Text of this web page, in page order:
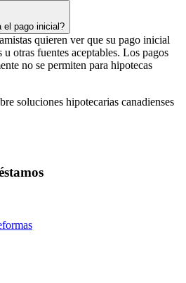
el pago inicial?
quieren ver que su pago inicial
otras fuentes aceptables. Los pagos
no se permiten para hipotecas
soluciones hipotecarias canadienses